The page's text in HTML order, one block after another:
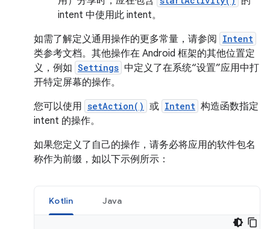
intent 中使用此 intent。
如需了解定义通用操作的更多常量，请参阅
Intent
类参考文档。其他操作在 Android 框架的其他位置定
义，例如 Settings 中定义了在系统“设置”应用中打
开特定屏幕的操作。
您可以使用 setAction() 或 Intent 构造函数指定
intent 的操作。
如果您定义了自己的操作，请务必将应用的软件包名
称作为前缀，如以下示例所示：
Kotlin Java